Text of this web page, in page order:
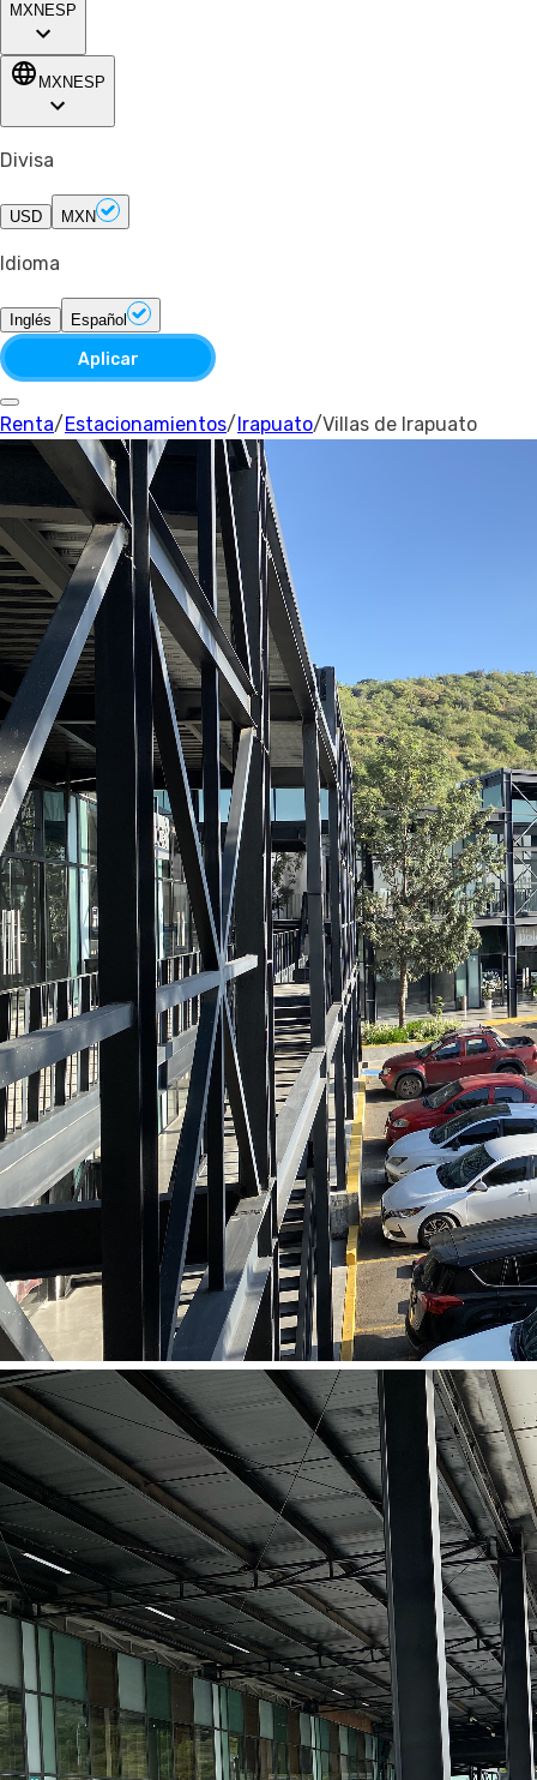
MXN ESP
MXN ESP
Divisa
USD MXN
Idioma
Inglés Español
Aplicar
Renta/ Estacionamientos/ Irapuato/Villas de Irapuato